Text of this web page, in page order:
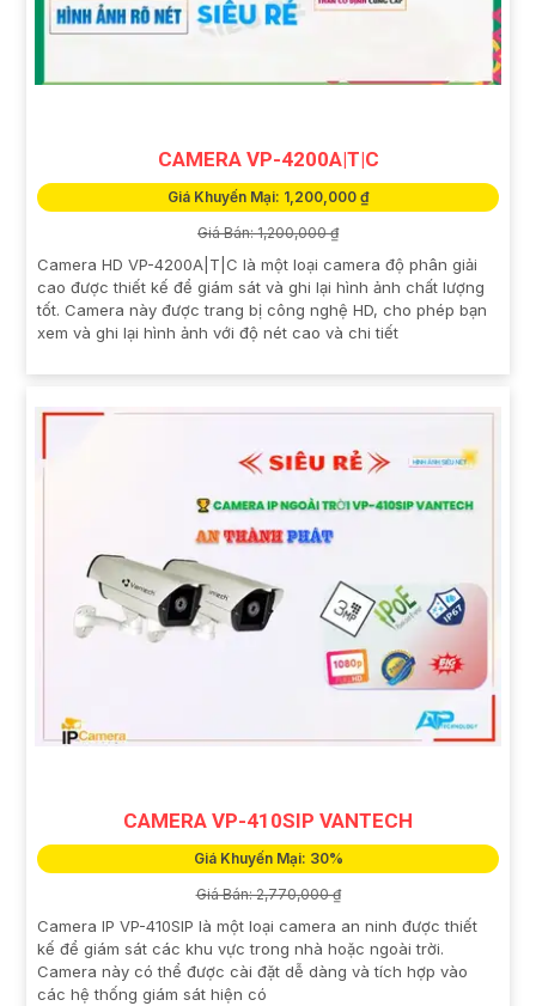
CAMERA VP-4200A|T|C
Giá Khuyến Mại: 1,200,000 ₫
Giá Bán: 1,200,000 ₫
Camera HD VP-4200A|T|C là một loại camera độ phân giải
cao được thiết kế để giám sát và ghi lại hình ảnh chất lượng
tốt. Camera này được trang bị công nghệ HD, cho phép bạn
xem và ghi lại hình ảnh với độ nét cao và chi tiết
CAMERA VP-410SIP VANTECH
Giá Khuyến Mại: 30%
Giá Bán: 2,770,000 ₫
Camera IP VP-410SIP là một loại camera an ninh được thiết
kế để giám sát các khu vực trong nhà hoặc ngoài trời.
Camera này có thể được cài đặt dễ dàng và tích hợp vào
các hệ thống giám sát hiện có